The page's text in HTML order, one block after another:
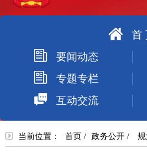
首
要闻动态
专题专栏
互动交流
当前位置： 首页 / 政务公开/ 规